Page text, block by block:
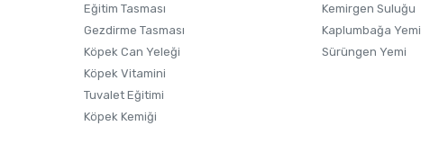
Eğitim Tasması
Gezdirme Tasması
Köpek Can Yeleği
Köpek Vitamini
Tuvalet Eğitimi
Köpek Kemiği
Kemirgen Suluğu
Kaplumbağa Yemi
Sürüngen Yemi